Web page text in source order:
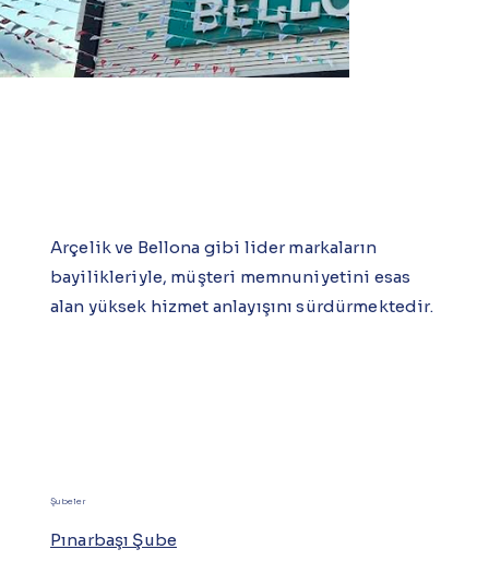
Arçelik ve Bellona gibi lider markaların
bayilikleriyle, müşteri memnuniyetini esas
alan yüksek hizmet anlayışını sürdürmektedir.
Şubeler
Pınarbaşı Şube